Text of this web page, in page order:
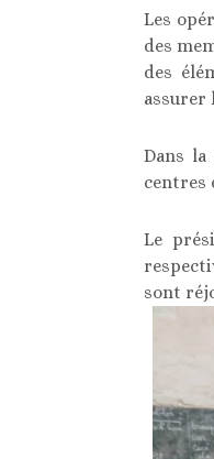
Les
des
des
assurer
Dans la
centres
Le
sont